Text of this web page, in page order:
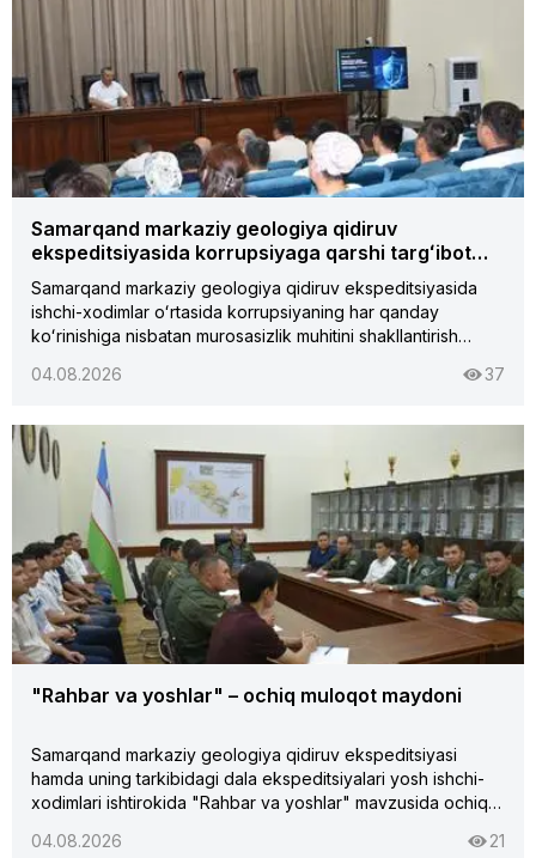
ishtirokchilar mavzu yuzasidan fikr almashdilar.
Samarqand markaziy geologiya qidiruv
ekspeditsiyasida korrupsiyaga qarshi targʻibot…
Samarqand markaziy geologiya qidiruv ekspeditsiyasida
ishchi-xodimlar oʻrtasida korrupsiyaning har qanday
koʻrinishiga nisbatan murosasizlik muhitini shakllantirish
hujjatlarining korrupsiyaga qarshi kurashishda
uchun javobgarlik muqarrarligini taʼminlashga qaratilgan
qoʻshimcha va oʻzgartirishlar kiritish toʻgʻrisida"gi Qonunga
bagʻishlangan targʻibot tadbiri oʻtkazildi.Tadbirda
qonunning mazmun-mohiyati, qabul qilinishining ahamiyati,
korrupsiyaning oldini olish, halollik tamoyillarini
mustahkamlash hamda davlat xizmatchilarining masʼuliyatini
oshirishga qaratilgan asosiy jihatlar yuzasidan tushuntirishlar
berildi.
04.08.2026 37
"Rahbar va yoshlar" – ochiq muloqot maydoni
Samarqand markaziy geologiya qidiruv ekspeditsiyasi
hamda uning tarkibidagi dala ekspeditsiyalari yosh ishchi-
xodimlari ishtirokida "Rahbar va yoshlar" mavzusida ochiq
mutaxassislarning mehnat faoliyati, kasbiy rivojlanishi,
04.08.2026 21